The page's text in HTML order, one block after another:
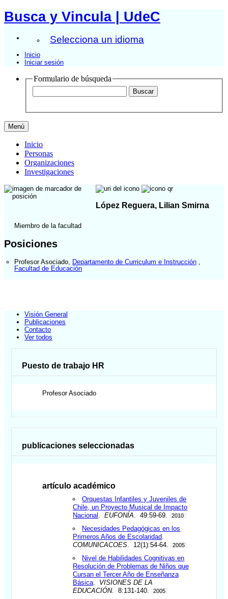
Busca y Vincula | UdeC
Selecciona un idioma
Inicio
Iniciar sesión
Formulario de búsqueda
Menú
Inicio
Personas
Organizaciones
Investigaciones
López Reguera, Lilian Smirna
Miembro de la facultad
Posiciones
Profesor Asociado Departamento de Curriculum e Instrucción
Facultad de Educación
Visión General
Publicaciones
Contacto
Ver todos
Puesto de trabajo HR
Profesor Asociado
publicaciones seleccionadas
artículo académico
Orquestas Infantiles y Juveniles de
Chile, un Proyecto Musical de Impacto
Nacional
.EUFONÍA . 49:59-69. 2010
Necesidades Pedagógicas en los
Primeros Años de Escolaridad
COMUNICACOES . 12(1):54-64. 2005
Nivel de Habilidades Cognitivas en
Resolución de Problemas de Niños que
Cursan el Tercer Año de Enseñanza
Básica
VISIONES DE LA
EDUCACIÓN. 8:131-140. 2005